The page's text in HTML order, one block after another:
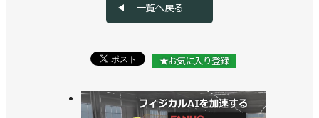
一覧へ戻る
★お気に入り登録